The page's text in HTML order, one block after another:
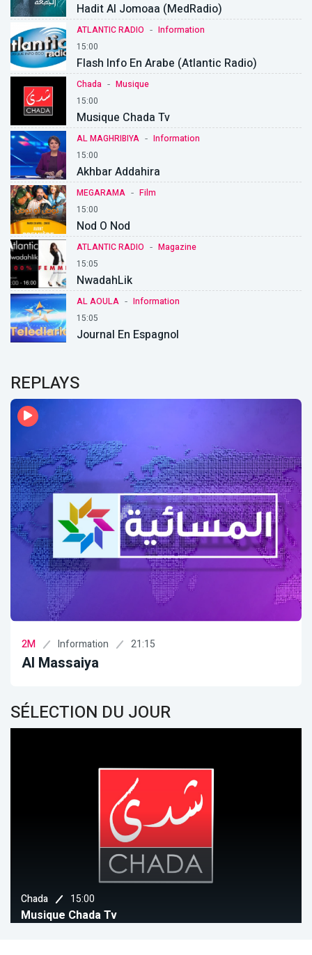
Hadit Al Jomoaa (MedRadio)
ATLANTIC RADIO - Information
15:00
Flash Info En Arabe (Atlantic Radio)
Chada - Musique
15:00
Musique Chada Tv
AL MAGHRIBIYA - Information
15:00
Akhbar Addahira
MEGARAMA - Film
15:00
Nod O Nod
ATLANTIC RADIO - Magazine
15:05
NwadahLik
AL AOULA - Information
15:05
Journal En Espagnol
REPLAYS
2M Information 21:15
Al Massaiya
SÉLECTION DU JOUR
Chada 15:00
Musique Chada Tv